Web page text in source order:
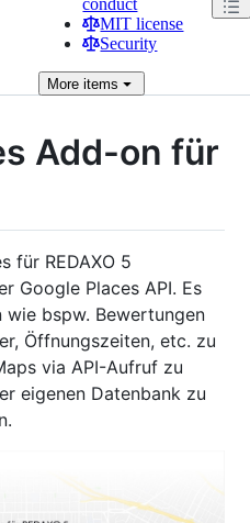
conduct
MIT license
Security
More items
Add-on für
für REDAXO 5
Google Places API. Es
bspw. Bewertungen
Öffnungszeiten, etc. zu
via API-Aufruf zu
eigenen Datenbank zu